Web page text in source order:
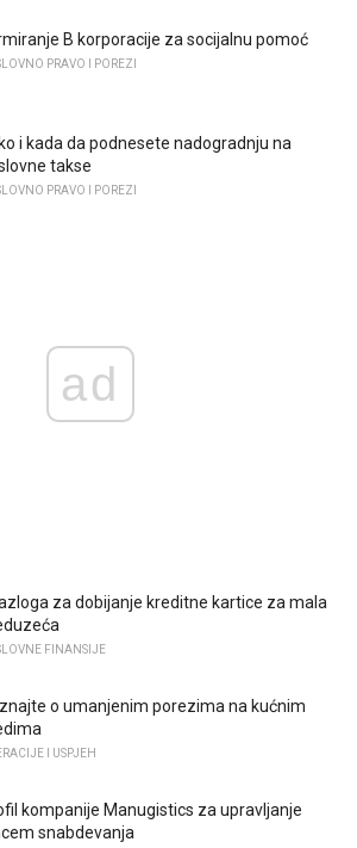
B korporacije za socijalnu pomoć
PRAVO I POREZI
i kada da podnesete nadogradnju na
takse
PRAVO I POREZI
ad
za dobijanje kreditne kartice za mala
FINANSIJE
o umanjenim porezima na kućnim
I USPJEH
kompanije Manugistics za upravljanje
snabdevanja